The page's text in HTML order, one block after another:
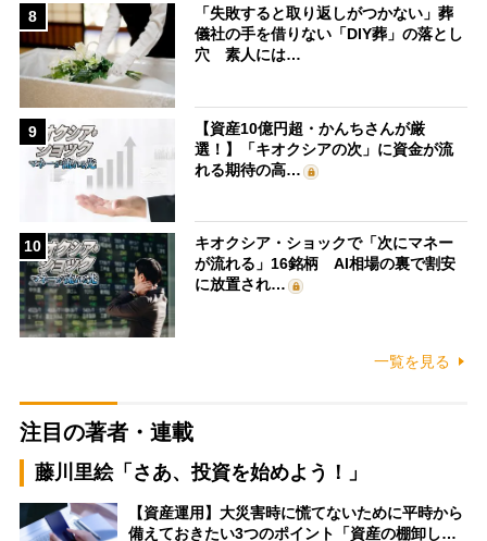
8
「失敗すると取り返しがつかない」葬
儀社の手を借りない「DIY葬」の落とし
穴 素人には…
9
【資産10億円超・かんちさんが厳
選！】「キオクシアの次」に資金が流
れる期待の高…
10
キオクシア・ショックで「次にマネー
が流れる」16銘柄 AI相場の裏で割安
に放置され…
一覧を見る
注目の著者・連載
藤川里絵「さあ、投資を始めよう！」
【資産運用】大災害時に慌てないために平時から
備えておきたい3つのポイント「資産の棚卸し…